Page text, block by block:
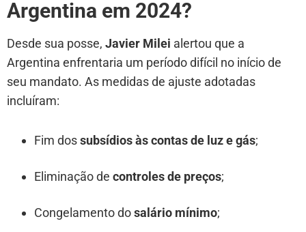
Argentina em 2024?
Desde sua posse, Javier Milei alertou que a
Argentina enfrentaria um período difícil no início de
seu mandato. As medidas de ajuste adotadas
incluíram:
Fim dossubsídios às contas de luz e gás;
Eliminação de controles de preços;
Congelamento dosalário mínimo;